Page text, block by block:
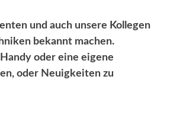
und auch unsere Kollegen
bekannt machen.
oder eine eigene
oder Neuigkeiten zu